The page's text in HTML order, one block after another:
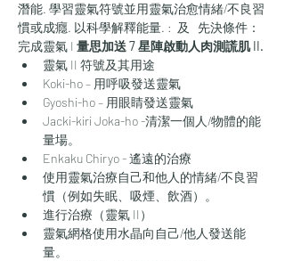
潛能. 學習靈氣符號並用靈氣治愈情緒/不良習
慣或成癮. 以科學解釋能量. : 及
先決條件：
完成靈氣 I 量思加送 7 星陣啟動人肉測謊肌 II.
靈氣 II 符號及其用途
Koki-ho – 用呼吸發送靈氣
Gyoshi-ho – 用眼睛發送靈氣
Jacki-kiri Joka-ho -清潔一個人/物體的能
量場。
Enkaku Chiryo - 遙遠的治療
使用靈氣治療自己和他人的情緒/不良習
慣（例如失眠、吸煙、飲酒）。
進行治療（靈氣 II）
靈氣網格使用水晶向自己/他人發送能
量。